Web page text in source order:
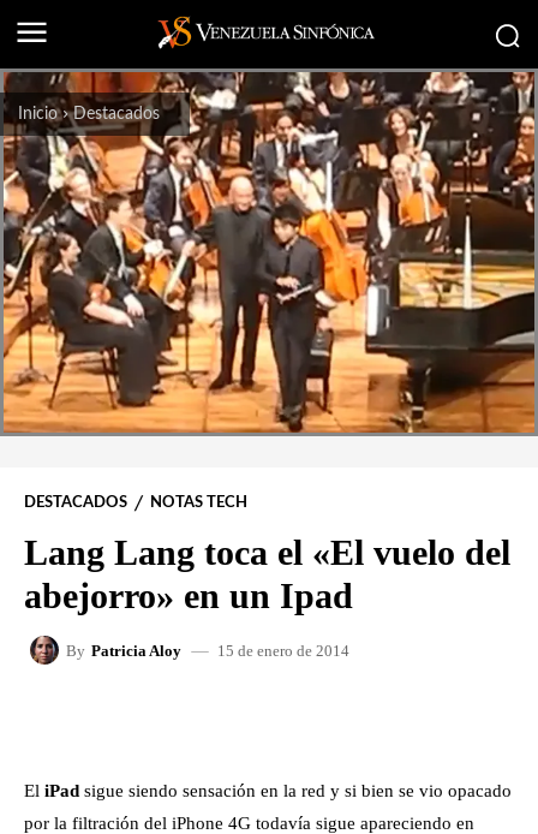
Inicio Destacados
DESTACADOS NOTAS TECH
Lang Lang toca el «El vuelo del
abejorro» en un Ipad
By Patricia Aloy 15 de enero de 2014
El iPad sigue siendo sensación en la red y si bien se vio opacado
por la filtración del iPhone 4G todavía sigue apareciendo en